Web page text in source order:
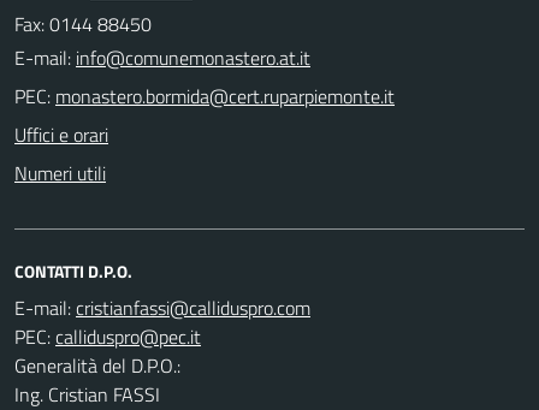
Fax: 0144 88450
E-mail:
PEC:
Uffici e orari
Numeri utili
CONTATTI D.P.O.
E-mail:
PEC:
Generalità del D.P.O.:
Ing. Cristian FASSI